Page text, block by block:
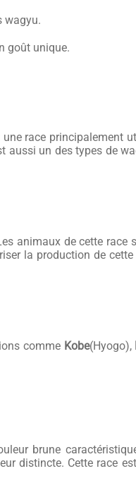
wagyu.
goût unique.
race principalement
aussi un des types de
animaux de cette race
la production de
comme Kobe(Hyogo),
brune
distincte. Cette race